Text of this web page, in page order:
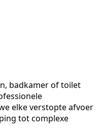
badkamer of toilet
elke verstopte afvoer
tot complexe